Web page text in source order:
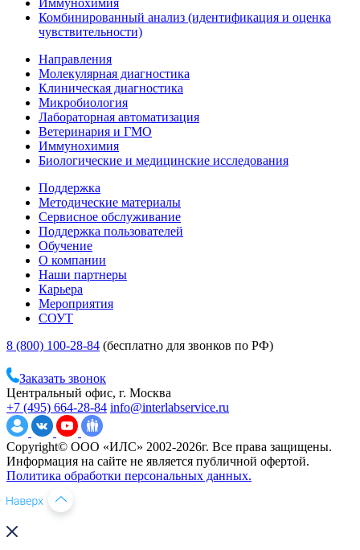
Комбинированный анализ (идентификация и оценка
чувствительности)
Направления
Молекулярная диагностика
Клиническая диагностика
Микробиология
Лабораторная автоматизация
Ветеринария и ГМО
Иммунохимия
Биологические и медицинские исследования
Поддержка
Методические материалы
Сервисное обслуживание
Поддержка пользователей
Обучение
О компании
Наши партнеры
Карьера
Мероприятия
СОУТ
8 (800) 100-28-84 (бесплатно для звонков по РФ)
Заказать звонок
Центральный офис, г. Москва
+7 (495) 664-28-84 info@interlabservice.ru
Copyright© ООО «ИЛС» 2002-2026г. Все права защищены.
Информация на сайте не является публичной офертой.
Политика обработки персональных данных.